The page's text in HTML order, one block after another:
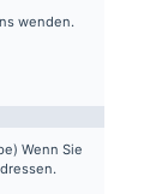
wenden.
Wenn Sie